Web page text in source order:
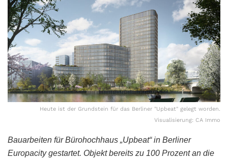
Heute ist der Grundstein für das Berliner "Upbeat" gelegt worden.
Visualisierung: CA Immo
Bauarbeiten für Bürohochhaus „Upbeat“ in Berliner
Europacity gestartet. Objekt bereits zu 100 Prozent an die